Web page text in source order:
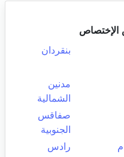
بنقردان
مدنين
الشمالية
صفاقس
الجنوبية
رادس